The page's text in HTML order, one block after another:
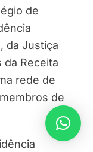
de
da Justiça
da Receita
rede de
de